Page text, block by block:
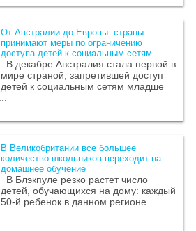
От Австралии до Европы: страны
принимают меры по ограничению
доступа детей к социальным сетям
В декабре Австралия стала первой в
мире страной, запретившей доступ
детей к социальным сетям младше
В Великобритании все большее
количество школьников переходит на
домашнее обучение
В Блэкпуле резко растет число
детей, обучающихся на дому: каждый
50-й ребенок в данном регионе